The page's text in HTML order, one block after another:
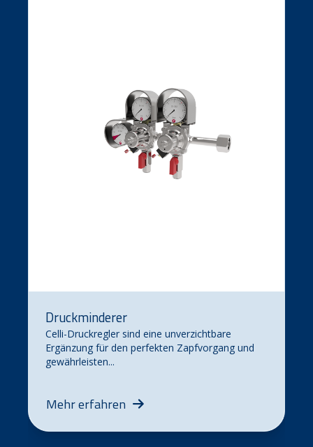
Druckminderer
Celli-Druckregler sind eine unverzichtbare
Ergänzung für den perfekten Zapfvorgang und
gewährleisten...
Mehr erfahren